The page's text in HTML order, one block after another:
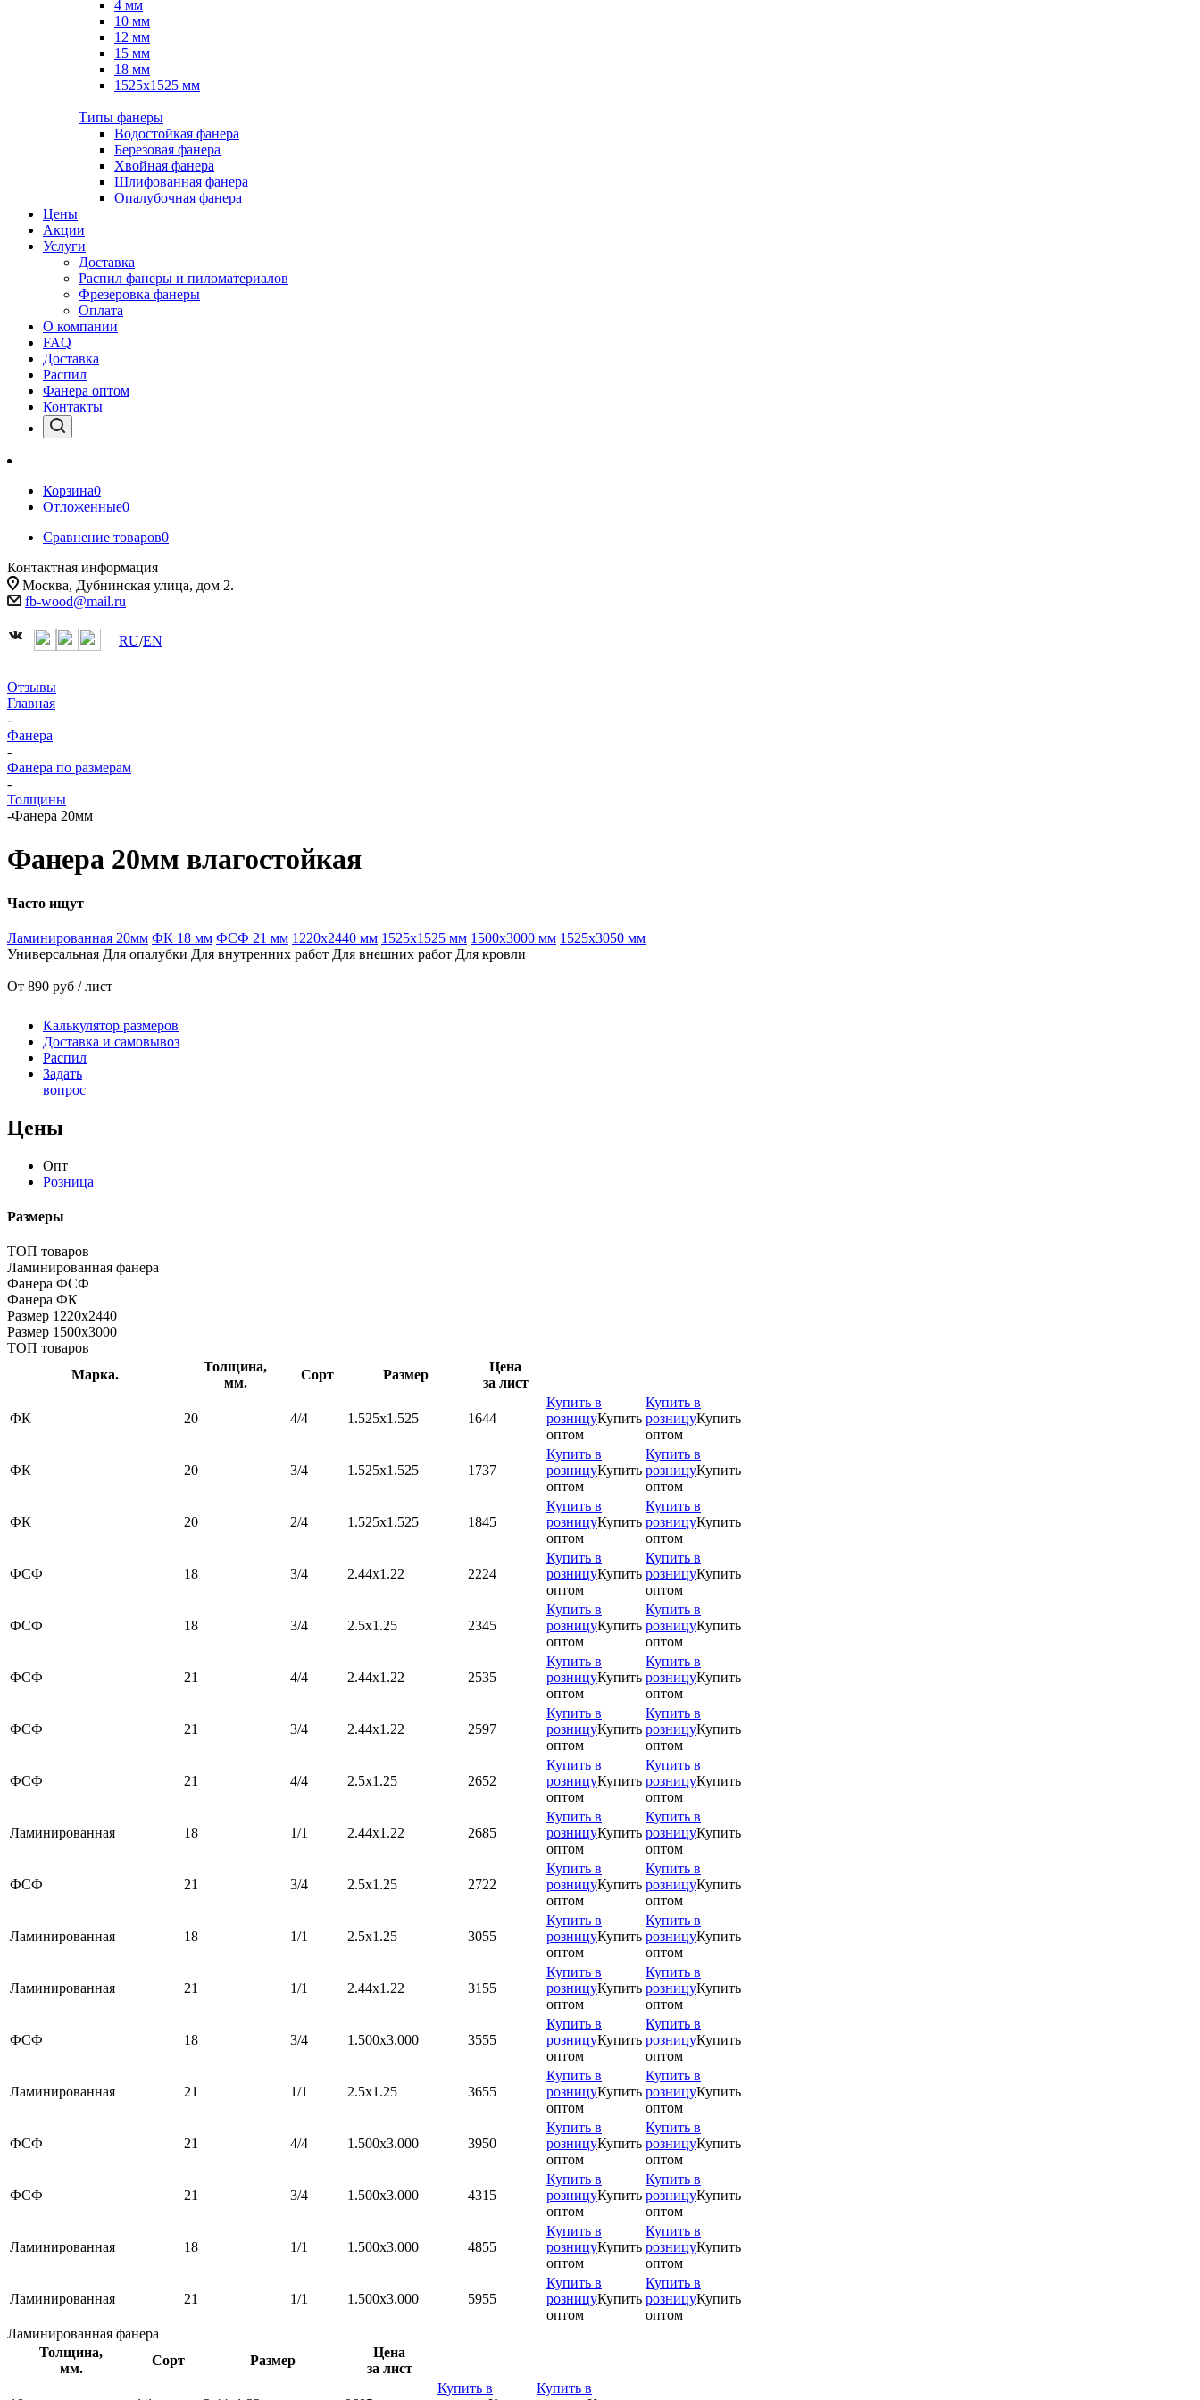
4 мм
10 мм
12 мм
15 мм
18 мм
1525х1525 мм
Типы фанеры
Водостойкая фанера
Березовая фанера
Хвойная фанера
Шлифованная фанера
Опалубочная фанера
Цены
Акции
Услуги
Доставка
Распил фанеры и пиломатериалов
Фрезеровка фанеры
Оплата
О компании
FAQ
Доставка
Распил
Фанера оптом
Контакты
Корзина0
Отложенные0
Сравнение товаров0
Контактная информация
Москва, Дубнинская улица, дом 2.
fb-wood@mail.ru
RU/EN
Отзывы
Главная
-
Фанера
-
Фанера по размерам
-
Толщины
-Фанера 20мм
Фанера 20мм влагостойкая
Часто ищут
Ламинированная 20мм ФК 18 мм ФСФ 21 мм 1220х2440 мм 1525х1525 мм 1500х3000 мм 1525х3050 мм
Универсальная Для опалубки Для внутренних работ Для внешних работ Для кровли
От 890 руб / лист
Калькулятор размеров
Доставка и самовывоз
Распил
Задать
вопрос
Цены
Опт
Розница
Размеры
ТОП товаров
Ламинированная фанера
Фанера ФСФ
Фанера ФК
Размер 1220х2440
Размер 1500х3000
ТОП товаров
Марка.
Толщина,
мм.
Сорт Размер
Цена
за лист
ФК 20 4/4 1.525х1.525 1644
Купить в
розницуКупить
оптом
Купить в
розницуКупить
оптом
ФК 20 3/4 1.525х1.525 1737
Купить в
розницуКупить
оптом
Купить в
розницуКупить
оптом
ФК 20 2/4 1.525х1.525 1845
Купить в
розницуКупить
оптом
Купить в
розницуКупить
оптом
ФСФ 18 3/4 2.44х1.22 2224
Купить в
розницуКупить
оптом
Купить в
розницуКупить
оптом
ФСФ 18 3/4 2.5х1.25 2345
Купить в
розницуКупить
оптом
Купить в
розницуКупить
оптом
ФСФ 21 4/4 2.44х1.22 2535
Купить в
розницуКупить
оптом
Купить в
розницуКупить
оптом
ФСФ 21 3/4 2.44х1.22 2597
Купить в
розницуКупить
оптом
Купить в
розницуКупить
оптом
ФСФ 21 4/4 2.5х1.25 2652
Купить в
розницуКупить
оптом
Купить в
розницуКупить
оптом
Ламинированная 18 1/1 2.44х1.22 2685
Купить в
розницуКупить
оптом
Купить в
розницуКупить
оптом
ФСФ 21 3/4 2.5х1.25 2722
Купить в
розницуКупить
оптом
Купить в
розницуКупить
оптом
Ламинированная 18 1/1 2.5х1.25 3055
Купить в
розницуКупить
оптом
Купить в
розницуКупить
оптом
Ламинированная 21 1/1 2.44х1.22 3155
Купить в
розницуКупить
оптом
Купить в
розницуКупить
оптом
ФСФ 18 3/4 1.500x3.000 3555
Купить в
розницуКупить
оптом
Купить в
розницуКупить
оптом
Ламинированная 21 1/1 2.5х1.25 3655
Купить в
розницуКупить
оптом
Купить в
розницуКупить
оптом
ФСФ 21 4/4 1.500x3.000 3950
Купить в
розницуКупить
оптом
Купить в
розницуКупить
оптом
ФСФ 21 3/4 1.500x3.000 4315
Купить в
розницуКупить
оптом
Купить в
розницуКупить
оптом
Ламинированная 18 1/1 1.500x3.000 4855
Купить в
розницуКупить
оптом
Купить в
розницуКупить
оптом
Ламинированная 21 1/1 1.500x3.000 5955
Купить в
розницуКупить
оптом
Купить в
розницуКупить
оптом
Ламинированная фанера
Толщина,
мм.
Сорт Размер
Цена
за лист
Купить в
Купить в